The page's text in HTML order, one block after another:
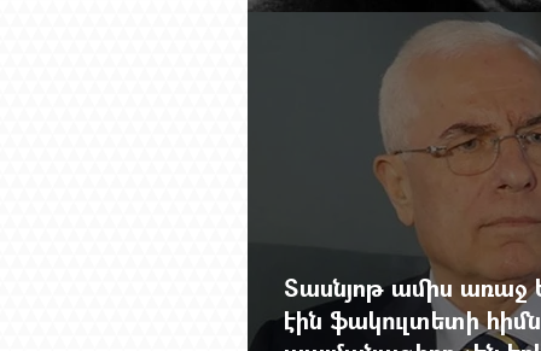
Չերչիլն ու հայերը
Տասնյոթ ամիս առաջ
էին ֆակուլտետի